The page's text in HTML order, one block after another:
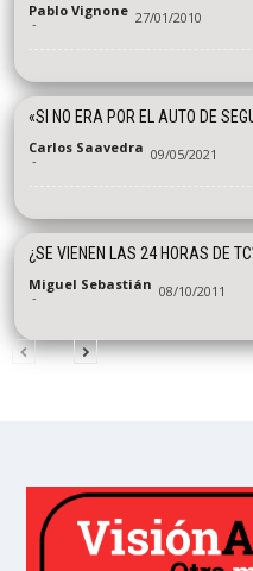
Pablo Vignone
- 27/01/2010
«SI NO ERA POR EL AUTO DE
Carlos Saavedra
- 09/05/2021
¿SE VIENEN LAS 24 HORAS DE
Miguel Sebastián
- 08/10/2011